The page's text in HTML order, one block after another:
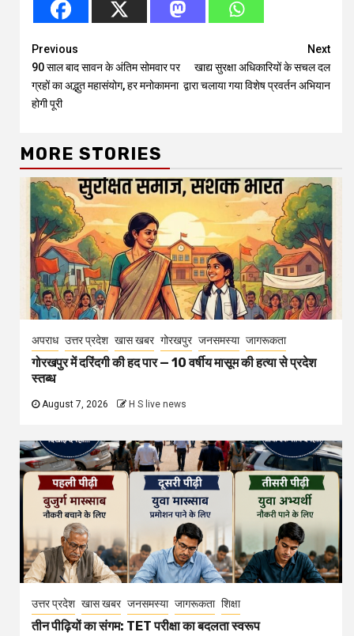
Continue
Reading
Previous
90 साल बाद सावन के अंतिम सोमवार पर
ग्रहों का अद्भुत महासंयोग, हर मनोकामना
होगी पूरी
Next
खाद्य सुरक्षा अधिकारियों के सचल दल
द्वारा चलाया गया विशेष प्रवर्तन अभियान
MORE STORIES
अपराध उत्तर प्रदेश खास खबर गोरखपुर जनसमस्या जागरूकता
गोरखपुर में दरिंदगी की हद पार — 10 वर्षीय मासूम की हत्या से प्रदेश
स्तब्ध
August 7, 2026 H S live news
उत्तर प्रदेश खास खबर जनसमस्या जागरूकता शिक्षा
तीन पीढ़ियों का संगम: TET परीक्षा का बदलता स्वरूप